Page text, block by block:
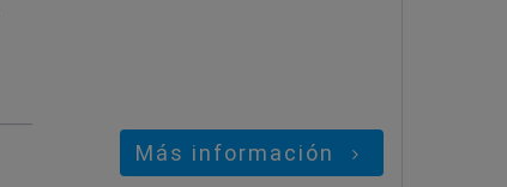
Más información